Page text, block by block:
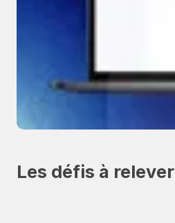
Les défis à relever